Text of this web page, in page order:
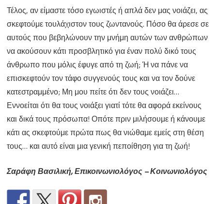
Τέλος, αν είμαστε τόσο εγωιστές ή απλά δεν μας νοιάζει, ας
σκεφτούμε τουλάχιστον τους ζωντανούς. Πόσο θα άρεσε σε
αυτούς που βεβηλώνουν την μνήμη αυτών των ανθρώπων
να ακούσουν κάτι προσβλητικό για έναν πολύ δικό τους
άνθρωπο που μόλις έφυγε από τη ζωή; Ή να πάνε να
επισκεφτούν τον τάφο συγγενούς τους και να τον δούνε
κατεστραμμένο; Μη μου πείτε ότι δεν τους νοιάζει…
Εννοείται ότι θα τους νοιάξει γιατί τότε θα αφορά εκείνους
και δικά τους πρόσωπα! Οπότε πριν μιλήσουμε ή κάνουμε
κάτι ας σκεφτούμε πρώτα πως θα νιώθαμε εμείς στη θέση
τους… και αυτό είναι μια γενική πεποίθηση για τη ζωή!
Σαράφη Βασιλική, Επικοινωνιολόγος – Κοινωνιολόγος